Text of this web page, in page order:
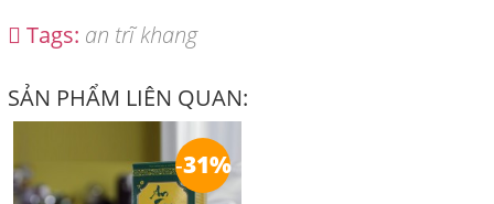
Tags: an trĩ khang
SẢN PHẨM LIÊN QUAN:
-31%